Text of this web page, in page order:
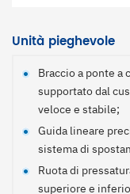
Unità pieghevole
Braccio a ponte a
supportato dal
veloce e stabile;
Guida lineare
sistema di
Ruota di
superiore e